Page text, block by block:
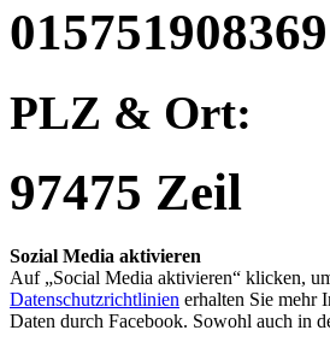
015751908369
PLZ & Ort:
97475 Zeil
Sozial Media aktivieren
Auf „Social Media aktivieren“ klicken,
Datenschutzrichtlinien erhalten Sie mehr
Daten durch Facebook. Sowohl auch in